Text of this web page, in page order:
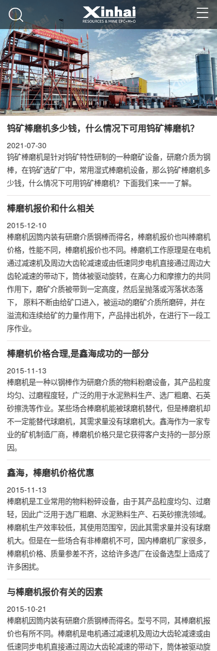
钨矿棒磨机多少钱，什么情况下可用钨矿棒磨机？
2021-07-30
钨矿棒磨机是针对钨矿特性研制的一种磨矿设备，研磨介质为钢
棒，在钨矿选矿厂中，常用湿式棒磨机设备，那么钨矿棒磨机多
少钱，什么情况下可用钨矿棒磨机？下面我们来一一了解。
棒磨机报价和什么相关
2015-12-10
棒磨机因筒内装有研磨介质钢棒而得名，棒磨机报价也叫棒磨机
价格，性能不同，棒磨机报价也不同。棒磨机工作原理是在电机
通过减速机及周边大齿轮减速或由低速同步电机直接通过周边大
齿轮减速的带动下，筒体被驱动旋转，在离心力和摩擦力的共同
作用下，磨矿介质被带到一定高度，然后呈抛落或泻落状态落
下， 原料不断由给矿口进入，被运动的磨矿介质所磨碎，并在
溢流和连续给矿的力量作用下，产品排出机外，在进行下一段工
序作业。
棒磨机价格合理,是鑫海成功的一部分
2015-11-13
棒磨机是一种以钢棒作为研磨介质的物料粉磨设备，其产品粒度
均匀、过磨程度轻，广泛的用于水泥熟料生产、选厂粗磨、石英
砂擦洗等作业。某些场合棒磨机能被球磨机替代，但是棒磨机却
不一定能替代球磨机，其需求量没有球磨机大。鑫海作为一家专
业的矿机制造厂商， 棒磨机价格只是它获得客户支持的一部分原
因。
鑫海，棒磨机价格优惠
2015-11-13
棒磨机是工业常用的物料粉碎设备，由于其产品粒度均匀、过磨
轻，因此广泛用于选厂粗磨、水泥熟料生产、石英砂擦洗领域。
棒磨机生产效率较低，其使用范围窄，因此其需求量并没有球磨
机大。但是在一些场合有非棒磨机不可，国内棒磨机厂家很多，
棒磨机价格、质量参差不齐，这给许多选厂在设备选型上造成了
许多困扰。
与棒磨机报价有关的因素
2015-10-21
棒磨机因筒内装有研磨介质钢棒而得名。型号不同，其棒磨机报
价也有所不同。棒磨机是电机通过减速机及周边大齿轮减速或由
低速同步电机直接通过周边大齿轮减速的带动下，筒体被驱动旋